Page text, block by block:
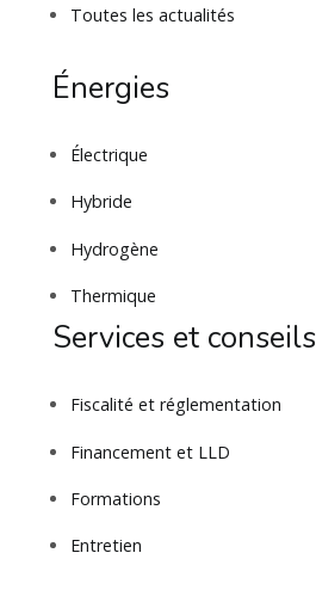
Toutes les actualités
Énergies
Électrique
Hybride
Hydrogène
Thermique
Services et conseils
Fiscalité et réglementation
Financement et LLD
Formations
Entretien